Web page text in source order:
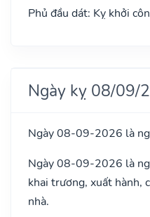
Phủ đầu dát: Kỵ khởi
Ngày kỵ 08/09/
Ngày 08-09-2026 là
Ngày 08-09-2026 là
khai trương, xuất hành,
nhà.